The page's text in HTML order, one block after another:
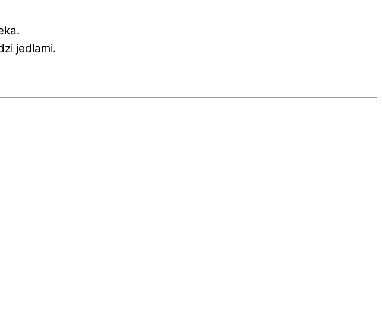
jedlami.